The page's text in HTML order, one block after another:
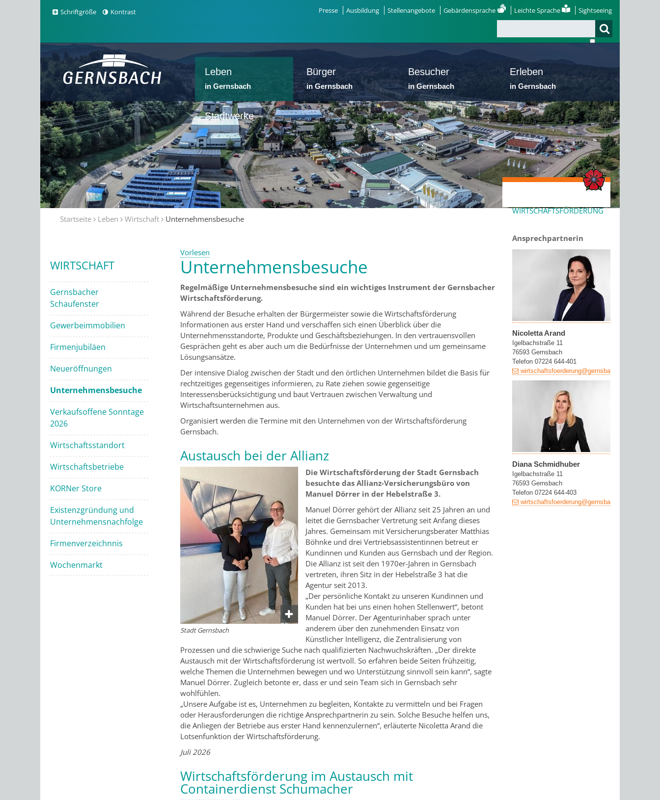
Schriftgröße Kontrast Presse Ausbildung Stellenangebote Gebärdensprache Leichte Sprache Sightseeing
Leben
in Gernsbach
Bürger
in Gernsbach
Besucher
in Gernsbach
Erleben
in Gernsbach
Stadtwerke
Startseite Leben Wirtschaft Unternehmensbesuche
WIRTSCHAFT
Gernsbacher
Schaufenster
Gewerbeimmobilien
Firmenjubiläen
Neueröffnungen
Unternehmensbesuche
Verkaufsoffene Sonntage
2026
Wirtschaftsstandort
Wirtschaftsbetriebe
KORNer Store
Existenzgründung und
Unternehmensnachfolge
Firmenverzeichnnis
Wochenmarkt
Vorlesen
Unternehmensbesuche
Regelmäßige Unternehmensbesuche sind ein wichtiges Instrument der Gernsbacher
Wirtschaftsförderung.
Während der Besuche erhalten der Bürgermeister sowie die Wirtschaftsförderung
Informationen aus erster Hand und verschaffen sich einen Überblick über die
Unternehmensstandorte, Produkte und Geschäftsbeziehungen. In den vertrauensvollen
Gesprächen geht es aber auch um die Bedürfnisse der Unternehmen und um gemeinsame
Lösungsansätze.
Der intensive Dialog zwischen der Stadt und den örtlichen Unternehmen bildet die Basis für
rechtzeitiges gegenseitiges informieren, zu Rate ziehen sowie gegenseitige
Interessensberücksichtigung und baut Vertrauen zwischen Verwaltung und
Wirtschaftsunternehmen aus.
Organisiert werden die Termine mit den Unternehmen von der Wirtschaftsförderung
Gernsbach.
Austausch bei der Allianz
Stadt Gernsbach
Die Wirtschaftsförderung der Stadt Gernsbach
besuchte das Allianz-Versicherungsbüro von
Manuel Dörrer in der Hebelstraße 3.
Manuel Dörrer gehört der Allianz seit 25 Jahren an und
leitet die Gernsbacher Vertretung seit Anfang dieses
Jahres. Gemeinsam mit Versicherungsberater Matthias
Böhnke und drei Vertriebsassistentinnen betreut er
Kundinnen und Kunden aus Gernsbach und der Region.
Die Allianz ist seit den 1970er-Jahren in Gernsbach
vertreten, ihren Sitz in der Hebelstraße 3 hat die
Agentur seit 2013.
„Der persönliche Kontakt zu unseren Kundinnen und
Kunden hat bei uns einen hohen Stellenwert“, betont
Manuel Dörrer. Der Agenturinhaber sprach unter
anderem über den zunehmenden Einsatz von
Künstlicher Intelligenz, die Zentralisierung von
Prozessen und die schwierige Suche nach qualifizierten Nachwuchskräften. „Der direkte
Austausch mit der Wirtschaftsförderung ist wertvoll. So erfahren beide Seiten frühzeitig,
welche Themen die Unternehmen bewegen und wo Unterstützung sinnvoll sein kann“, sagte
Manuel Dörrer. Zugleich betonte er, dass er und sein Team sich in Gernsbach sehr
wohlfühlen.
„Unsere Aufgabe ist es, Unternehmen zu begleiten, Kontakte zu vermitteln und bei Fragen
oder Herausforderungen die richtige Ansprechpartnerin zu sein. Solche Besuche helfen uns,
die Anliegen der Betriebe aus erster Hand kennenzulernen“, erläuterte Nicoletta Arand die
Lotsenfunktion der Wirtschaftsförderung.
Juli 2026
Wirtschaftsförderung im Austausch mit
Containerdienst Schumacher
WIRTSCHAFTSFÖRDERUNG
Ansprechpartnerin
Nicoletta Arand
Igelbachstraße 11
76593 Gernsbach
Telefon 07224 644-401
wirtschaftsfoerderung@gernsbach.de
Diana Schmidhuber
Igelbachstraße 11
76593 Gernsbach
Telefon 07224 644-403
wirtschaftsfoerderung@gernsbach.de